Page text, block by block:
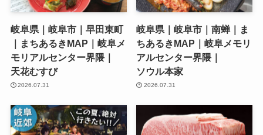
岐阜県｜岐阜市｜早田東町
｜まちあるきMAP｜岐阜メ
モリアルセンター界隈｜
天花むすび
2026.07.31
岐阜県｜岐阜市｜南蝉｜ま
ちあるきMAP｜岐阜メモリ
アルセンター界隈｜
ソウル本家
2026.07.31